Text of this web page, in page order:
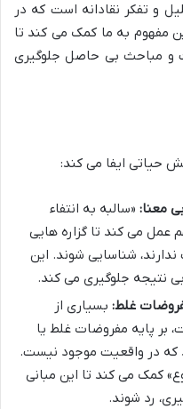
و تفکر نقادانه است که در
مفهوم به ما کمک می کند تا
و مباحث بی حاصل جلوگیری
حیاتی ایفا می کند:
معنا: «سالبه به انتفاء
عمل می کند تا گزاره هایی
شناسایی شوند. این
نتیجه جلوگیری می کند.
غلط: بسیاری از
بر پایه مفروضات غلط یا
که در واقعیت موجود نیست.
کمک می کند تا این مبانی
رد شوند.